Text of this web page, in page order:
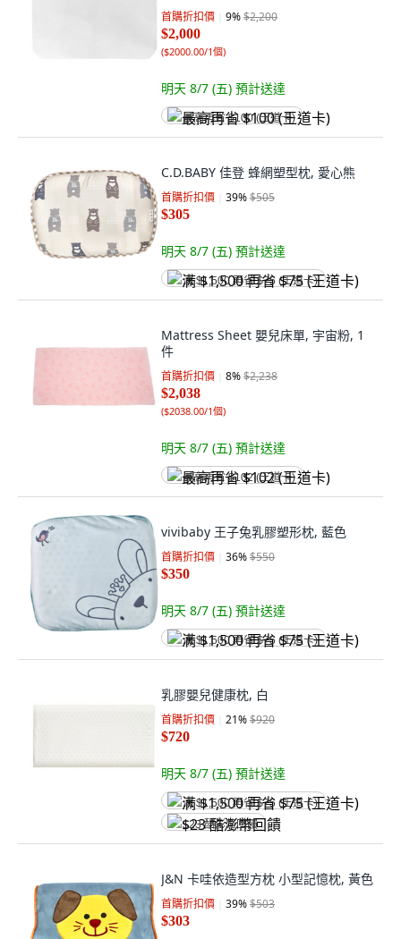
首購折扣價 9%$2,200
$2,000
($2000.00/1個)
明天 8/7 (五) 預計送達
最高再省 $100 (王道卡)
C.D.BABY 佳登 蜂網塑型枕, 愛心熊
首購折扣價 39%$505
$305
明天 8/7 (五) 預計送達
满 $1,500 再省 $75 (王道卡)
Mattress Sheet 嬰兒床單, 宇宙粉, 1
件
首購折扣價 8%$2,238
$2,038
($2038.00/1個)
明天 8/7 (五) 預計送達
最高再省 $102 (王道卡)
vivibaby 王子兔乳膠塑形枕, 藍色
首購折扣價 36%$550
$350
明天 8/7 (五) 預計送達
满 $1,500 再省 $75 (王道卡)
乳膠嬰兒健康枕, 白
首購折扣價 21%$920
$720
明天 8/7 (五) 預計送達
满 $1,500 再省 $75 (王道卡)
$23 酷澎幣回饋
J&N 卡哇依造型方枕 小型記憶枕, 黃色
首購折扣價 39%$503
$303